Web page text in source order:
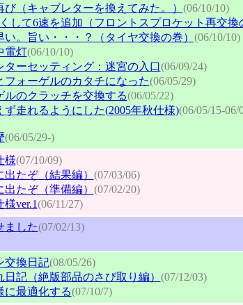
び（キャブレターを換えてみた。） (06/10/10)
して6速を追加（フロントスプロケット再交換
い。旨い・・・？（タイヤ交換の巻） (06/10/10)
電灯(06/10/10)
ターセッティング：迷宮の入口(06/09/24)
フォーゲルのカタチになった(06/05/29)
ルのクラッチを交換する(06/05/22)
ず走れるようにした(2005年秋仕様)(06/05/15-06/
(06/05/29-)
様(07/10/09)
出たぞ（結果編） (07/03/06)
出たぞ（準備編） (07/02/20)
様ver.1(06/11/27)
ました(07/02/13)
交換日記(08/05/26)
日記（絶版部品のさび取り編） (07/12/03)
に最適化する(07/10/7)